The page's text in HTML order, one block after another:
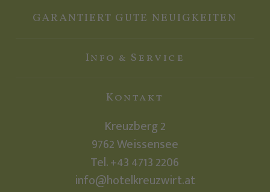
GARANTIERT GUTE NEUIGKEITEN
Info & Service
Kontakt
Kreuzberg 2
9762Weissensee
Tel.+43 4713 2206
info@hotelkreuzwirt.at